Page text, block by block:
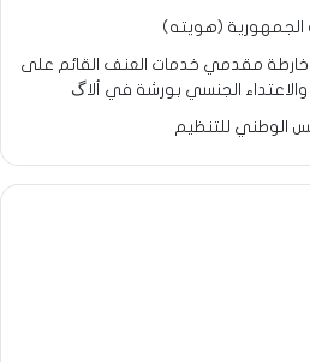
(هويته)
يشارك نتائح خارطة مقدمي خدمات العنف القائم على
والاعتداء الجنسي بورشة في ألاگ
الوطني للتنظيم